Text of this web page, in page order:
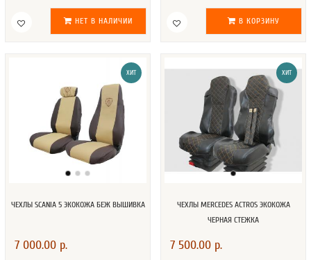
НЕТ В НАЛИЧИИ В КОРЗИНУ
ХИТ
ЧЕХЛЫ SCANIA 5 ЭКОКОЖА БЕЖ ВЫШИВКА
7 000.00 р.
ХИТ
ЧЕХЛЫ MERCEDES ACTROS ЭКОКОЖА
ЧЕРНАЯ СТЕЖКА
7 500.00 р.